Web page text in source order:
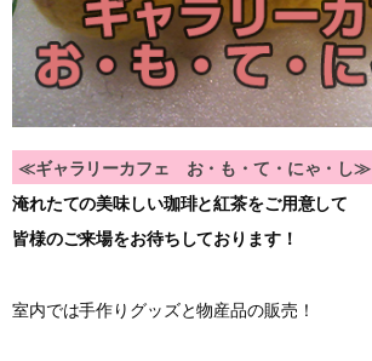
≪ギャラリーカフェ お・も・て・にゃ・し≫
淹れたての美味しい珈琲と紅茶をご用意して
皆様のご来場をお待ちしております！
室内では手作りグッズと物産品の販売！